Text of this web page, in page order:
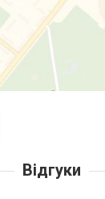
Відгуки